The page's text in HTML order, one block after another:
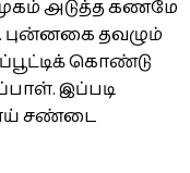
அடுத்த கணமே
தவழும்
கொண்டு
இப்படி
சண்டை